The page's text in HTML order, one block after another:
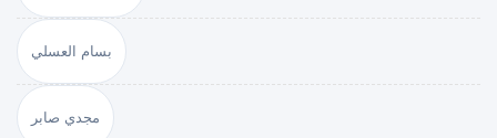
بسام العسلي
مجدي صابر